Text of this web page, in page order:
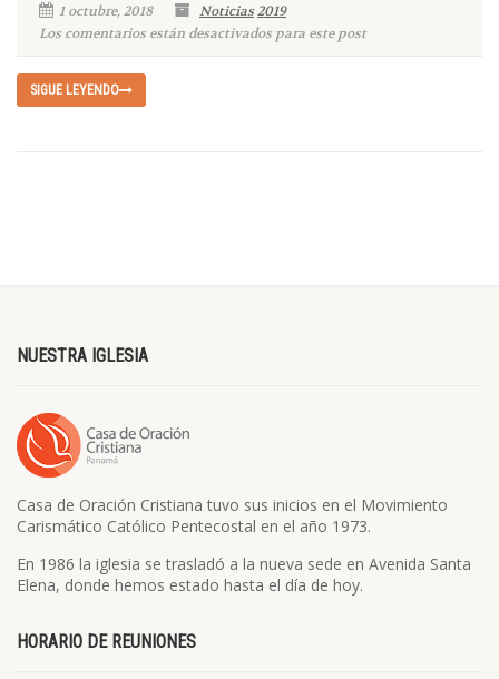
1 octubre, 2018 Noticias2019
Los comentarios están desactivados para este post
SIGUE LEYENDO
NUESTRA IGLESIA
Casa de Oración Cristiana tuvo sus inicios en el Movimiento
Carismático Católico Pentecostal en el año 1973.
En 1986 la iglesia se trasladó a la nueva sede en Avenida Santa
Elena, donde hemos estado hasta el día de hoy.
HORARIO DE REUNIONES